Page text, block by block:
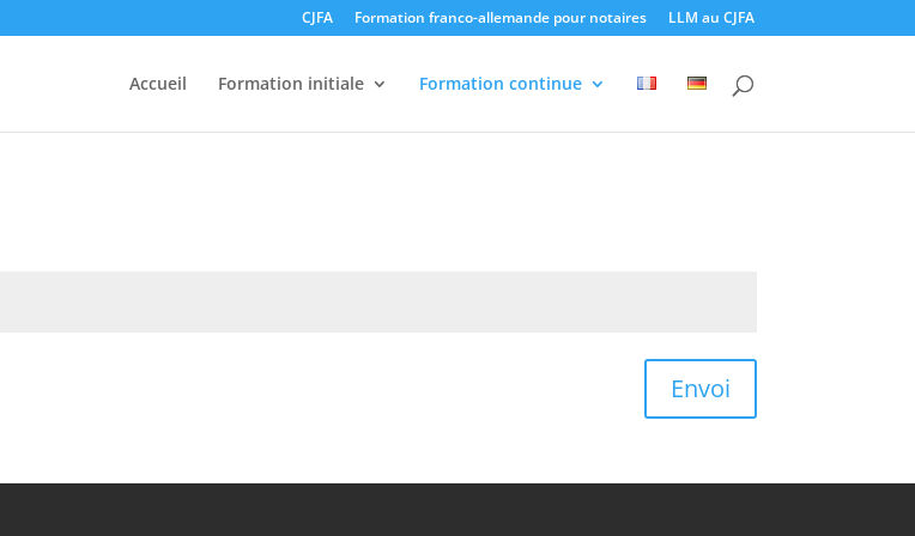
CJFA Formation franco-allemande pour notaires LLM au CJFA
Accueil Formation initiale Formation continue
Envoi